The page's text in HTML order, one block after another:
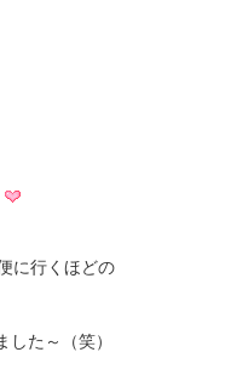
に行くほどの
た～（笑）